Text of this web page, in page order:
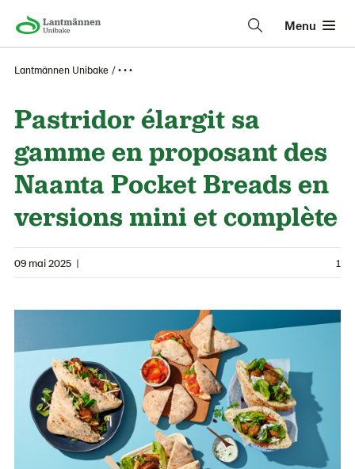
Menu
Lantmännen Unibake • • •
Pastridor élargit sa
gamme en proposant des
Naanta Pocket Breads en
versions mini et complète
09 mai 2025 | 1